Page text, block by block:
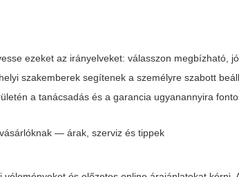
ezeket az irányelveket: válasszon megbízható,
szakemberek segítenek a személyre szabott
a tanácsadás és a garancia ugyanannyira